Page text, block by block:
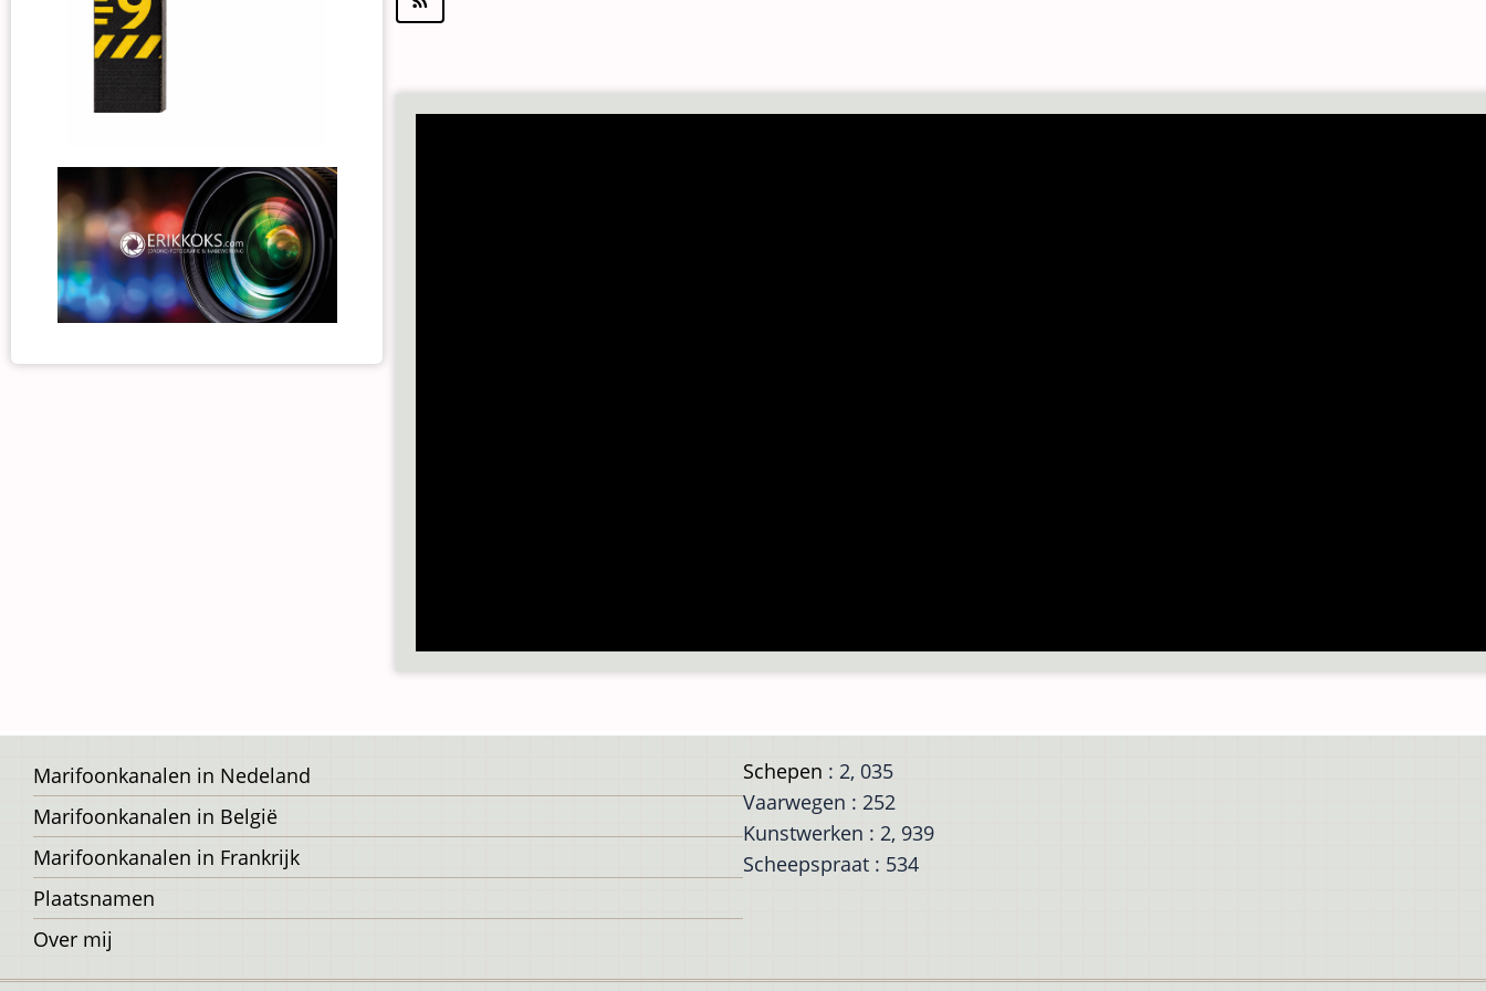
Voet
Marifoonkanalen in Nedeland
Marifoonkanalen in België
Marifoonkanalen in Frankrijk
Plaatsnamen
Over mij
Schepen : 2, 035
Vaarwegen : 252
Kunstwerken : 2, 939
Scheepspraat : 534